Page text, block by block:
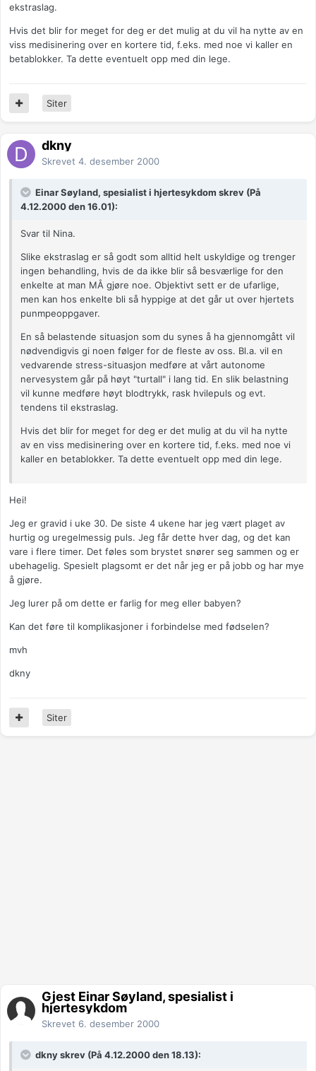
ekstraslag.
Hvis det blir for meget for deg er det mulig at du vil ha nytte av en
viss medisinering over en kortere tid, f.eks. med noe vi kaller en
betablokker. Ta dette eventuelt opp med din lege.
Siter
dkny
Skrevet 4. desember 2000
Einar Søyland, spesialist i hjertesykdom skrev (På
4.12.2000 den 16.01):
Svar til Nina.
Slike ekstraslag er så godt som alltid helt uskyldige og trenger
ingen behandling, hvis de da ikke blir så besværlige for den
enkelte at man MÅ gjøre noe. Objektivt sett er de ufarlige,
men kan hos enkelte bli så hyppige at det går ut over hjertets
punmpeoppgaver.
En så belastende situasjon som du synes å ha gjennomgått vil
nødvendigvis gi noen følger for de fleste av oss. Bl.a. vil en
vedvarende stress-situasjon medføre at vårt autonome
nervesystem går på høyt "turtall" i lang tid. En slik belastning
vil kunne medføre høyt blodtrykk, rask hvilepuls og evt.
tendens til ekstraslag.
Hvis det blir for meget for deg er det mulig at du vil ha nytte
av en viss medisinering over en kortere tid, f.eks. med noe vi
kaller en betablokker. Ta dette eventuelt opp med din lege.
Hei!
Jeg er gravid i uke 30. De siste 4 ukene har jeg vært plaget av
hurtig og uregelmessig puls. Jeg får dette hver dag, og det kan
vare i flere timer. Det føles som brystet snører seg sammen og er
ubehagelig. Spesielt plagsomt er det når jeg er på jobb og har mye
å gjøre.
Jeg lurer på om dette er farlig for meg eller babyen?
Kan det føre til komplikasjoner i forbindelse med fødselen?
mvh
dkny
Siter
Gjest Einar Søyland, spesialist i
hjertesykdom
Skrevet 6. desember 2000
dkny skrev (På 4.12.2000 den 18.13):